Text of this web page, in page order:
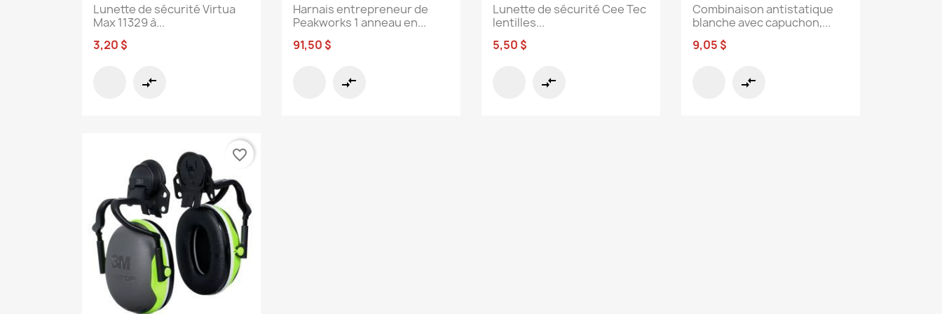
Lunette de sécurité Virtua
Max 11329 à...
3,20 $
compare_arrows
Harnais entrepreneur de
Peakworks 1 anneau en...
91,50 $
compare_arrows
Lunette de sécurité Cee Tec
lentilles...
5,50 $
compare_arrows
Combinaison antistatique
blanche avec capuchon,...
9,05 $
compare_arrows
favorite_border